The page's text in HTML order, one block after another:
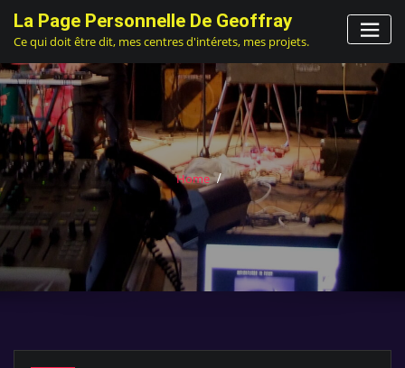
content
La Page Personnelle De Geoffray
Ce qui doit être dit, mes centres d'intérets, mes projets.
Home